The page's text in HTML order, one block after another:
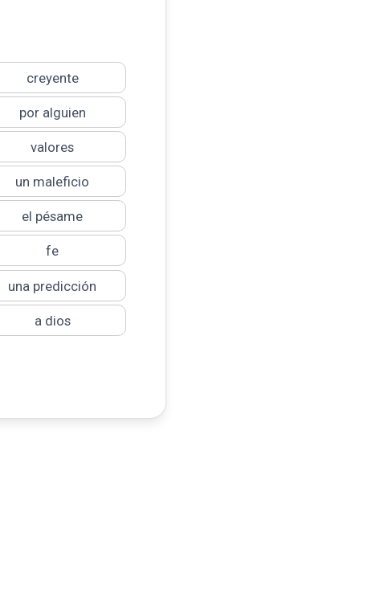
creyente
por alguien
valores
un maleficio
el pésame
fe
una predicción
a dios